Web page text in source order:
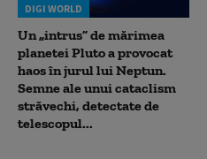
DIGI WORLD
Un „intrus” de mărimea
planetei Pluto a provocat
haos în jurul lui Neptun.
Semne ale unui cataclism
străvechi, detectate de
telescopul...